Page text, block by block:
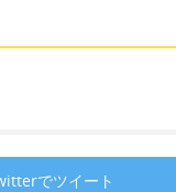
でツイート